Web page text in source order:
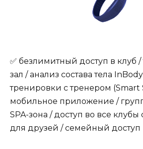
✅ безлимитный доступ в клуб
зал / анализ состава тела
тренировки с тренером (Smart
мобильное приложение /
SPA-зона / доступ во все клубы
для друзей / семейный доступ